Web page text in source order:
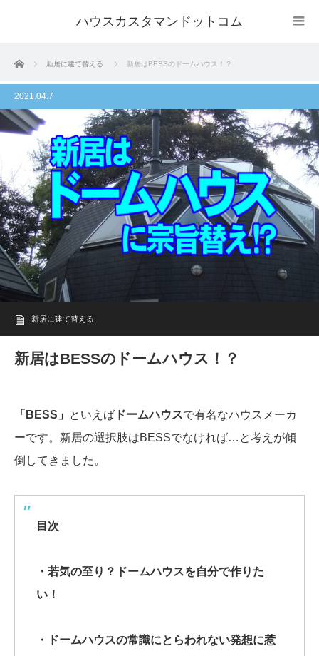
ハウスカスタマンドットコム
ホーム 新居に建て替える 新居はBESSのドームハウス！？
2021.04.7
新居に建て替える
新居はBESSのドームハウス！？
「BESS」 といえば ドームハウスで有名なハウスメーカ
ーです。新居の選択肢はBESSでなければ…と考えが傾
倒してきました。
目次
・若気の至り？ドームハウスを自分で作りた
い！
・ドームハウスの常識にとらわれない発想に惹